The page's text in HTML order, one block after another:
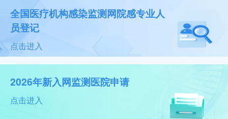
全国医疗机构感染监测网院感专业人
员登记
点击进入
2026年新入网监测医院申请
点击进入